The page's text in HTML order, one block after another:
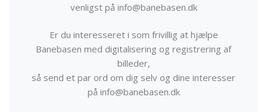
venligst på info@banebasen.dk
Er du interesseret i som frivillig at hjælpe
Banebasen med digitalisering og registrering af
billeder,
så send et par ord om dig selv og dine interesser
på info@banebasen.dk